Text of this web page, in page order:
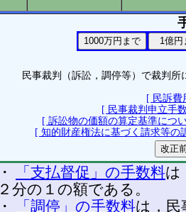
民事裁判（訴訟，調停等）で裁判
[ 民訴
[ 民事裁判申立手
[ 訴訟物の価額の算定基準に
[ 知的財産権法に基づく請求等
・ 「支払督促」の手数料は
２分の１の額である。
・
「調停」の手数料は，民